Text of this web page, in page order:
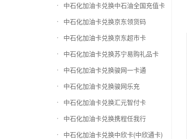
中石化加油卡兑换中石油全国充值卡
中石化加油卡兑换京东领货码
中石化加油卡兑换京东超市卡
中石化加油卡兑换苏宁易购礼品卡
中石化加油卡兑换骏网一卡通
中石化加油卡兑换骏网乐充
中石化加油卡兑换汇元智付卡
中石化加油卡兑换携程任我行
中石化加油卡兑换中欣卡(中欣通卡)